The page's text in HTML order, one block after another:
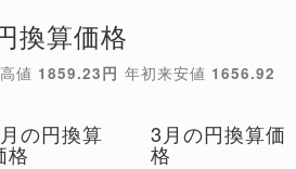
換算価格
値 1859.23円 年初来安値 1656.92
の円換算
格
3月の円換算価
格